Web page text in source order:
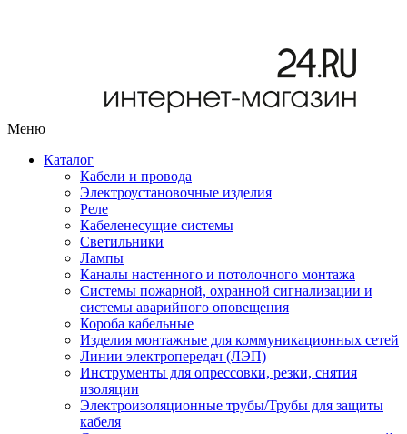
Меню
Каталог
Кабели и провода
Электроустановочные изделия
Реле
Кабеленесущие системы
Светильники
Лампы
Каналы настенного и потолочного монтажа
Системы пожарной, охранной сигнализации и
системы аварийного оповещения
Короба кабельные
Изделия монтажные для коммуникационных сетей
Линии электропередач (ЛЭП)
Инструменты для опрессовки, резки, снятия
изоляции
Электроизоляционные трубы/Трубы для защиты
кабеля